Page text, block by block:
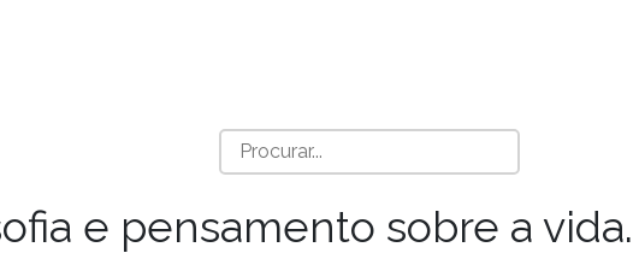
e pensamento sobre a vida.